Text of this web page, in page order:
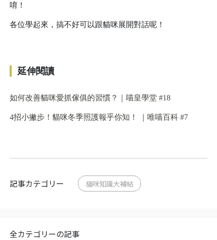
唷！
各位學起來，搞不好可以跟貓咪展開對話呢！
延伸閱讀
如何改善貓咪愛抓傢俱的習慣？｜喵皇學堂 #18
4招小撇步！貓咪冬季照護報乎你知！ ｜唯喵百科 #7
記事カテゴリー 貓咪知識大補帖
全カテゴリーの記事